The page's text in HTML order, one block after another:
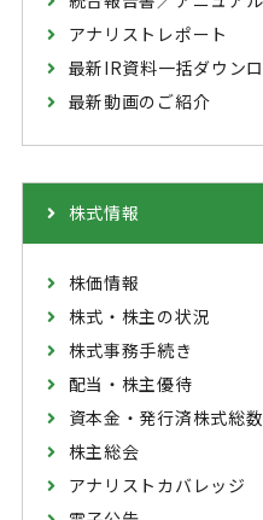
アナリストレポート
最新IR資料一括ダウン
最新動画のご紹介
株式情報
株価情報
株式・株主の状況
株式事務手続き
配当・株主優待
資本金・発行済株式総
株主総会
アナリストカバレッジ